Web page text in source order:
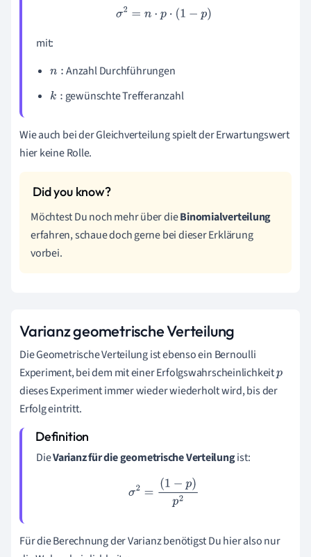
σ 2=n ⋅p ( 1−p)
mit:
n: Anzahl Durchführungen
k: gewünschte Trefferanzahl
Wie auch bei der Gleichverteilung spielt der Erwartungswert
hier keine Rolle.
Möchtest Du noch mehr über dieBinomialverteilung
erfahren, schaue doch gerne bei dieser Erklärung
vorbei.
Varianz geometrische Verteilung
Die Geometrische Verteilung ist ebenso ein Bernoulli
Experiment, bei dem mit einer Erfolgswahrscheinlichkeitp
dieses Experiment immer wieder wiederholt wird, bis der
Erfolg eintritt.
DieVarianz für die geometrische Verteilungist:
σ 2= 1−p)p2
Für die Berechnung der Varianz benötigst Du hier also nur